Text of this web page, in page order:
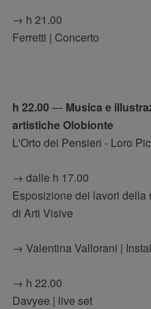
→ h 21.00
Ferretti | Concerto
h 22.00 — Musica e
artistiche Olobionte
L'Orto dei Pensieri - Loro
→ dalle h 17.00
Esposizione dei lavori della
di Arti Visive
→ Valentina Vallorani |
→ h 22.00
Davyee | live set